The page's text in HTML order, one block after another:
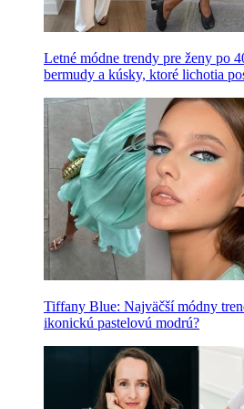
Letné módne trendy pre ženy po
bermudy a kúsky, ktoré lichotia
Tiffany Blue: Najväčší módny
ikonickú pastelovú modrú?